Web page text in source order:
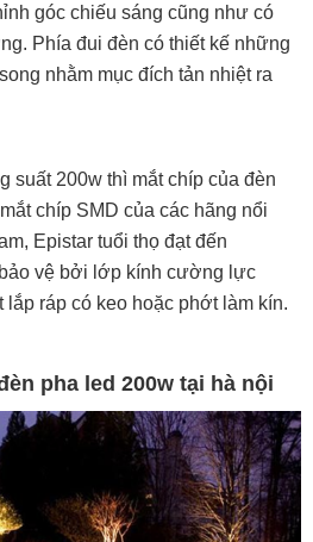
góc chiếu sáng cũng như có
Phía đui đèn có thiết kế những
nhằm mục đích tản nhiệt ra
suất 200w thì mắt chíp của đèn
chíp SMD của các hãng nổi
Epistar tuổi thọ đạt đến
vệ bởi lớp kính cường lực
lắp ráp có keo hoặc phớt làm kín.
pha led 200w tại hà nội